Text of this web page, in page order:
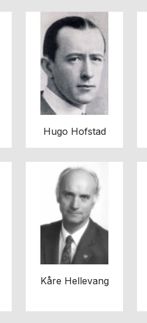
Hugo Hofstad
Kåre Hellevang